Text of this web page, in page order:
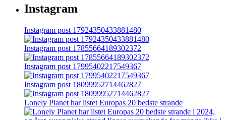
Instagram
Instagram post 17924350433881480
Instagram post 17855664189302372
Instagram post 17995402217549367
Instagram post 18099952714462827
Lonely Planet har listet Europas 20 bedste strande